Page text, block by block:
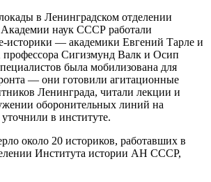
в Ленинградском отделении
наук СССР работали
историки — академики Евгений Тарле и
Сигизмунд Валк и Осип
была мобилизована для
— они готовили агитационные
Ленинграда, читали лекции и
оборонительных линий на
в институте.
около 20 историков, работавших в
Института истории АН СССР,